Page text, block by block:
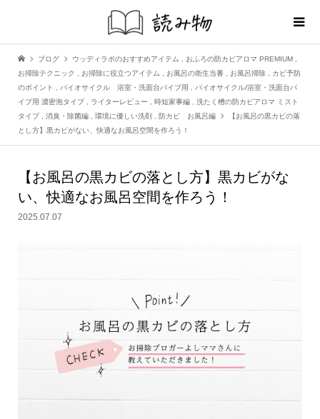
ブログ ウッディラボのおすすめアイテム おふろの防カビアロマ PREMIUM
お掃除テクニック
お掃除に役立つアイテム お風呂の衛生当番 お風呂掃除
カビ予防
のポイント
バイオサイクル 浴室・洗面台パイプ用
バイオサイクル/浴室・洗面台パ
イプ用 濃密泡タイプ
ライターレビュー 時短家事編
洗たく槽の防カビアロマ ミスト
タイプ
消臭・除菌編 環境に優しい洗剤 防カビ お風呂編
【お風呂の黒カビの落
とし方】黒カビがない、快適なお風呂空間を作ろう！
【お風呂の黒カビの落とし方】黒カビがな
い、快適なお風呂空間を作ろう！
2025.07.07